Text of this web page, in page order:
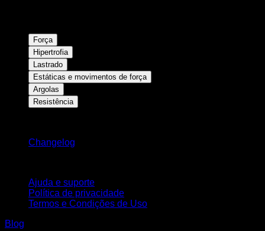
Força
Hipertrofia
Lastrado
Estáticas e movimentos de força
Argolas
Resistência
Changelog
Ajuda e suporte
Política de privacidade
Termos e Condições de Uso
Blog